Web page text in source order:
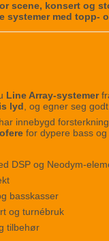
scene, konsert og
systemer med topp-
Line Array-systemer
lyd, og egner seg
har innebygd
for dypere bass
DSP og Neodym-
basskasser
og turnébruk
tilbehør